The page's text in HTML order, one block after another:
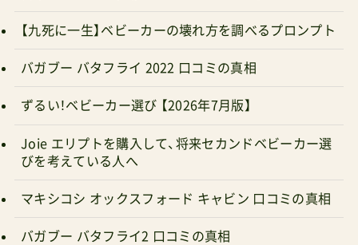
【九死に一生】ベビーカーの壊れ方を調べるプロンプト
バガブー バタフライ 2022 口コミの真相
ずるい！ベビーカー選び 【2026年7月版】
Joie エリプトを購入して、将来セカンドベビーカー選
びを考えている人へ
マキシコシ オックスフォード キャビン 口コミの真相
バガブー バタフライ2 口コミの真相